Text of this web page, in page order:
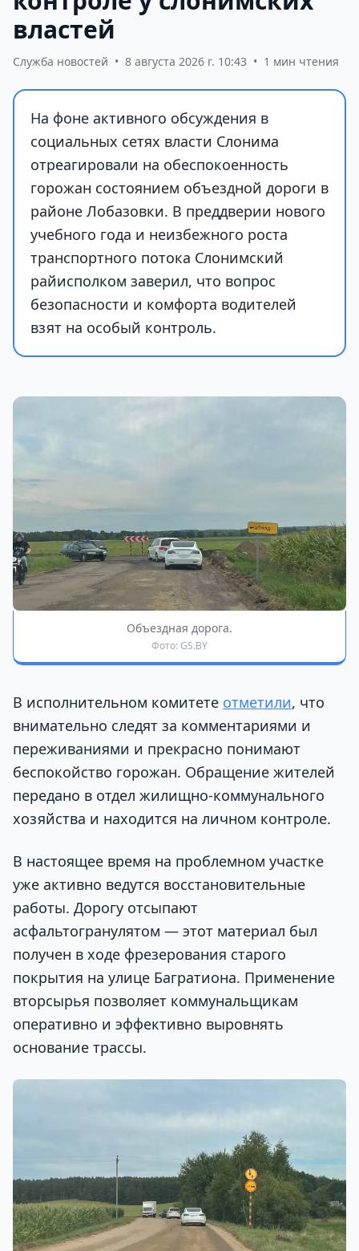
властей
Служба новостей • 8 августа 2026 г. 10:43 • 1 мин чтения
На фоне активного обсуждения в
социальных сетях власти Слонима
отреагировали на обеспокоенность
горожан состоянием объездной дороги в
районе Лобазовки. В преддверии нового
учебного года и неизбежного роста
транспортного потока Слонимский
райисполком заверил, что вопрос
безопасности и комфорта водителей
взят на особый контроль.
Объездная дорога.
Фото: GS.BY
В исполнительном комитете отметили, что
внимательно следят за комментариями и
переживаниями и прекрасно понимают
беспокойство горожан. Обращение жителей
передано в отдел жилищно-коммунального
хозяйства и находится на личном контроле.
В настоящее время на проблемном участке
уже активно ведутся восстановительные
работы. Дорогу отсыпают
асфальтогранулятом — этот материал был
получен в ходе фрезерования старого
покрытия на улице Багратиона. Применение
вторсырья позволяет коммунальщикам
оперативно и эффективно выровнять
основание трассы.